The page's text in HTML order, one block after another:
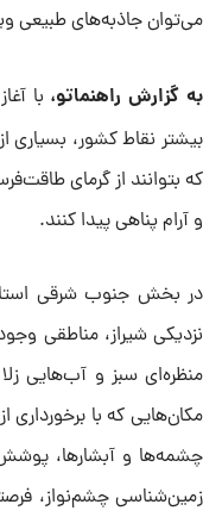
می‌توان جاذبه‌های طبیعی
به گزارش راهنماتو، با
بیشتر نقاط کشور،
که بتوانند از گرمای
و آرام پناهی پیدا کنند.
در بخش جنوب شرقی
نزدیکی شیراز، مناطقی
منظره‌ای سبز و آب‌هایی
مکان‌هایی که با برخورداری
چشمه‌ها و آبشارها،
زمین‌شناسی چشم‌نواز،